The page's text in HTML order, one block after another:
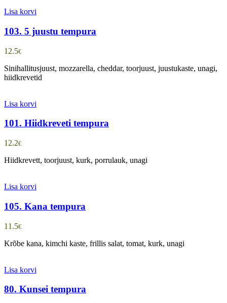
Lisa korvi
103. 5 juustu tempura
12.5€
Sinihallitusjuust, mozzarella, cheddar, toorjuust, juustukaste, unagi,
hiidkrevetid
Lisa korvi
101. Hiidkreveti tempura
12.2€
Hiidkrevett, toorjuust, kurk, porrulauk, unagi
Lisa korvi
105. Kana tempura
11.5€
Krõbe kana, kimchi kaste, frillis salat, tomat, kurk, unagi
Lisa korvi
80. Kunsei tempura